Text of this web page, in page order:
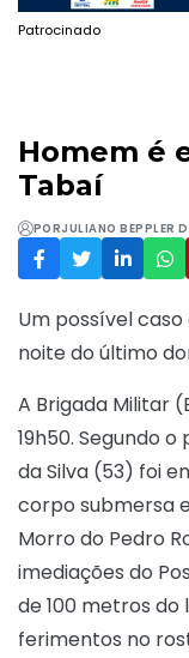
Patrocinado
Homem é
Tabaí
PORJULIANO BEPPLER
Um possível
noite do último
A Brigada Militar
19h50. Segundo
da Silva (53) foi
corpo submersa
Morro do Pedro
imediações do
de 100 metros
ferimentos no